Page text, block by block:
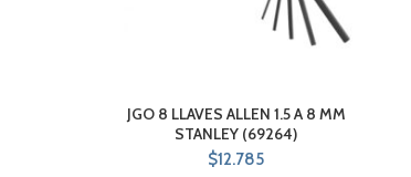
JGO 8 LLAVES ALLEN 1.5 A 8 MM
STANLEY (69264)
$12.785